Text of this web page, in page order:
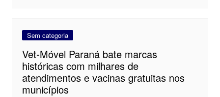
Sem categoria
Vet-Móvel Paraná bate marcas
históricas com milhares de
atendimentos e vacinas gratuitas nos
municípios